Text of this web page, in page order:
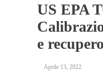
US EPA
e
Aprile 13, 2022